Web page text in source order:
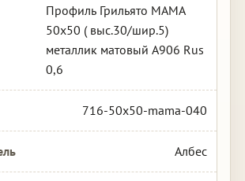
Профиль Грильято МАМА
50х50 ( выс.30/шир.5)
металлик матовый А906 Rus
0,6
716-50x50-mama-040
Албес